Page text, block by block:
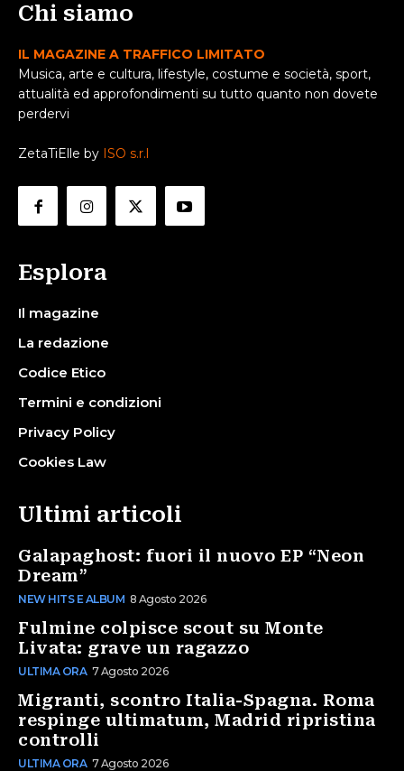
Chi siamo
IL MAGAZINE A TRAFFICO LIMITATO
Musica, arte e cultura, lifestyle, costume e società, sport,
attualità ed approfondimenti su tutto quanto non dovete
perdervi
ZetaTiElle by ISO s.r.l
Esplora
Il magazine
La redazione
Codice Etico
Termini e condizioni
Privacy Policy
Cookies Law
Ultimi articoli
Galapaghost: fuori il nuovo EP “Neon
Dream”
NEW HITS E ALBUM 8 Agosto 2026
Fulmine colpisce scout su Monte
Livata: grave un ragazzo
ULTIMA ORA 7 Agosto 2026
Migranti, scontro Italia-Spagna. Roma
respinge ultimatum, Madrid ripristina
controlli
ULTIMA ORA 7 Agosto 2026